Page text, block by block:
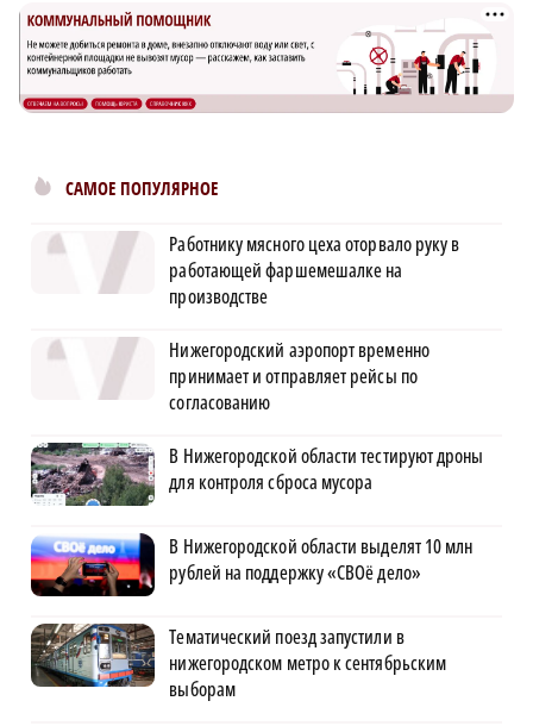
САМОЕ ПОПУЛЯРНОЕ
Работнику мясного цеха оторвало руку в
работающей фаршемешалке на
производстве
Нижегородский аэропорт временно
принимает и отправляет рейсы по
согласованию
В Нижегородской области тестируют дроны
для контроля сброса мусора
В Нижегородской области выделят 10 млн
рублей на поддержку «СВОё дело»
Тематический поезд запустили в
нижегородском метро к сентябрьским
выборам